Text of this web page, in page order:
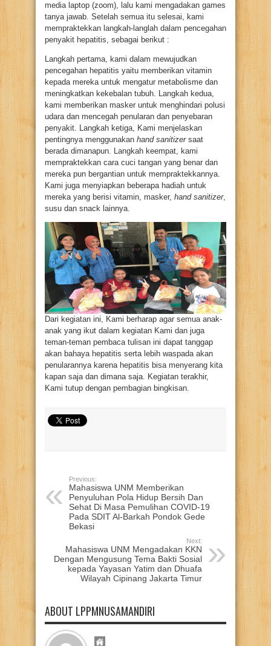
media laptop (zoom), lalu kami mengadakan games
tanya jawab. Setelah semua itu selesai, kami
mempraktekkan langkah-langlah dalam pencegahan
penyakit hepatitis, sebagai berikut :
Langkah pertama, kami dalam mewujudkan
pencegahan hepatitis yaitu memberikan vitamin
kepada mereka untuk mengatur metabolisme dan
meningkatkan kekebalan tubuh. Langkah kedua,
kami memberikan masker untuk menghindari polusi
udara dan mencegah penularan dan penyebaran
penyakit. Langkah ketiga, Kami menjelaskan
pentingnya menggunakan hand sanitizersaat
berada dimanapun. Langkah keempat, kami
mempraktekkan cara cuci tangan yang benar dan
mereka pun bergantian untuk mempraktekkannya.
Kami juga menyiapkan beberapa hadiah untuk
mereka yang berisi vitamin, masker, hand sanitizer,
susu dan snack lainnya.
Dari kegiatan ini, Kami berharap agar semua anak-
anak yang ikut dalam kegiatan Kami dan juga
teman-teman pembaca tulisan ini dapat tanggap
akan bahaya hepatitis serta lebih waspada akan
penularannya karena hepatitis bisa menyerang kita
kapan saja dan dimana saja. Kegiatan terakhir,
Kami tutup dengan pembagian bingkisan.
Previous:
Mahasiswa UNM Memberikan
Penyuluhan Pola Hidup Bersih Dan
Sehat Di Masa Pemulihan COVID-19
Pada SDIT Al-Barkah Pondok Gede
Bekasi
Next:
Mahasiswa UNM Mengadakan KKN
Dengan Mengusung Tema Bakti Sosial
kepada Yayasan Yatim dan Dhuafa
Wilayah Cipinang Jakarta Timur
ABOUT LPPMNUSAMANDIRI